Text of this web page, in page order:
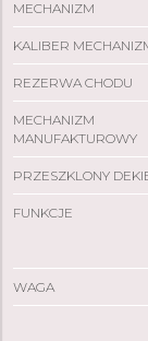
MECHANIZM
KALIBER
REZERWA CHODU
MECHANIZM
MANUFAKTUROWY
PRZESZKLONY
FUNKCJE
WAGA